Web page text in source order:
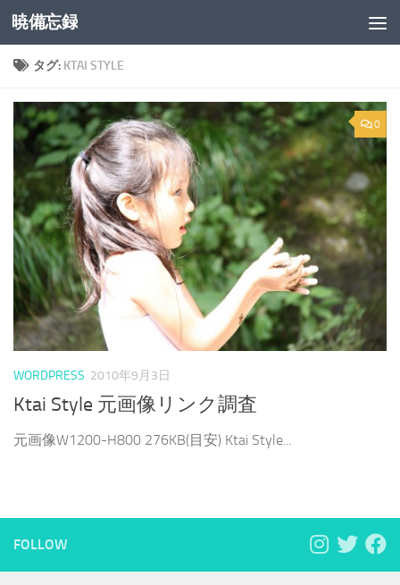
コンテンツへスキップ
暁備忘録
タグ: KTAI STYLE
0
WORDPRESS 2010年9月3日
Ktai Style 元画像リンク調査
元画像W1200-H800 276KB(目安) Ktai Style...
FOLLOW